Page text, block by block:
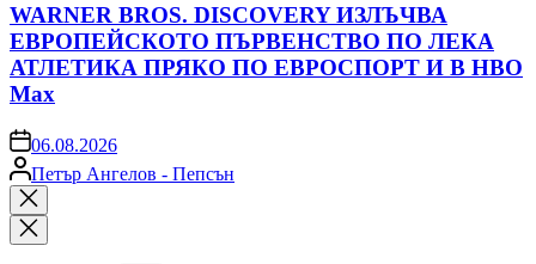
WARNER BROS. DISCOVERY ИЗЛЪЧВА
ЕВРОПЕЙСКОТО ПЪРВЕНСТВО ПО ЛЕКА
АТЛЕТИКА ПРЯКО ПО ЕВРОСПОРТ И В НВО
Мах
on06.08.2026
Posted
by
Петър Ангелов - Пепсън
Close
search